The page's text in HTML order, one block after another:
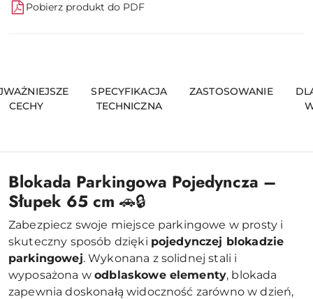
Pobierz produkt do PDF
CECHY
SPECYFIKACJA
TECHNICZNA
ZASTOSOWANIE
Blokada Parkingowa Pojedyncza –
Słupek 65 cm 🚗🔒
Zabezpiecz swoje miejsce parkingowe w prosty i
skuteczny sposób dzięki pojedynczej blokadzie
parkingowej. Wykonana z solidnej stali i
wyposażona wodblaskowe elementy, blokada
zapewnia doskonałą widoczność zarówno w dzień,